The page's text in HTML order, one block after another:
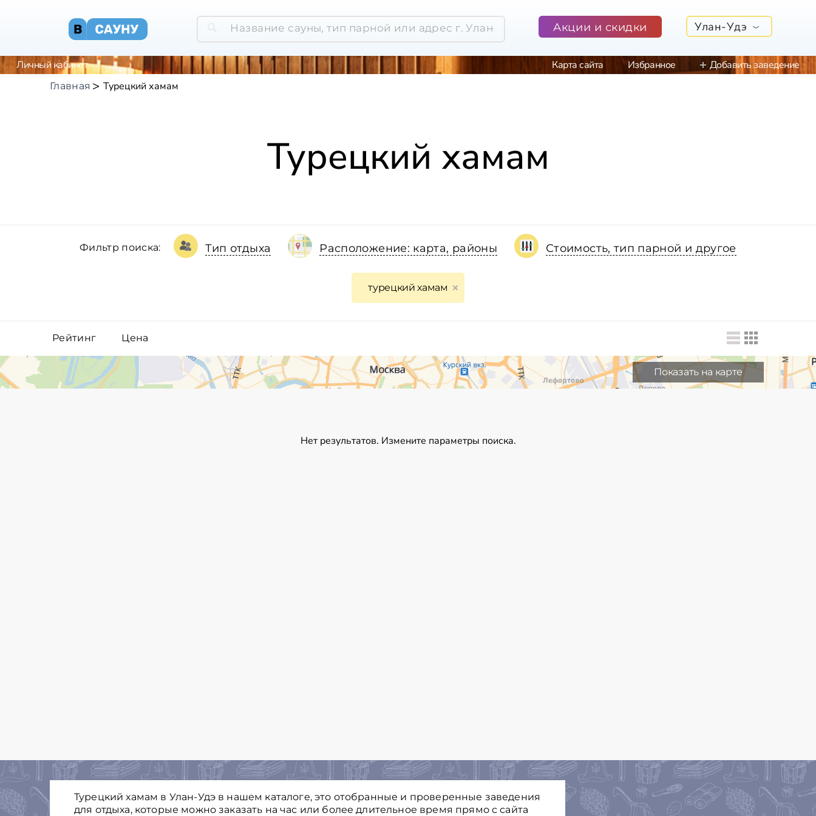
Акции и скидки Улан-Удэ
Личный кабинет Карта сайта Избранное Добавить заведение
Главная Турецкий хамам
Турецкий хамам
Фильтр поиска: Тип отдыха Расположение: карта, районы Стоимость, тип парной и другое
турецкий хамам
Рейтинг Цена
Показать на карте
Нет результатов. Измените параметры поиска.
Турецкий хамам в Улан-Удэ в нашем каталоге, это отобранные и проверенные заведения
для отдыха, которые можно заказать на час или более длительное время прямо с сайта